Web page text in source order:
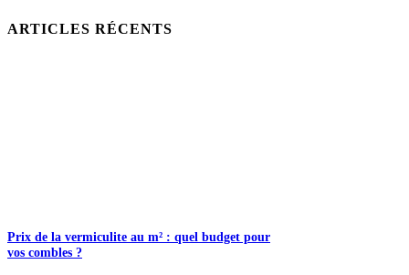
ARTICLES RÉCENTS
Prix de la vermiculite au m² : quel budget pour
vos combles ?